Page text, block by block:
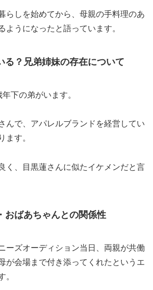
らしを始めてから、母親の手料理のあ
ようになったと語っています。
る？兄弟姉妹の存在について
下の弟がいます。
んで、アパレルブランドを経営してい
ます。
く、目黒蓮さんに似たイケメンだと言
おばあちゃんとの関係性
ーズオーディション当日、両親が共働
が会場まで付き添ってくれたというエ
。